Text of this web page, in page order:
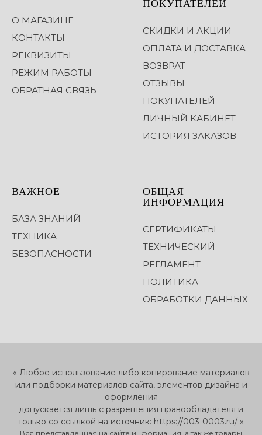
О МАГАЗИНЕ
КОНТАКТЫ
РЕКВИЗИТЫ
РЕЖИМ РАБОТЫ
ОБРАТНАЯ СВЯЗЬ
ПОКУПАТЕЛЕЙ
СКИДКИ И АКЦИИ
ОПЛАТА И ДОСТАВКА
ВОЗВРАТ
ОТЗЫВЫ
ПОКУПАТЕЛЕЙ
ЛИЧНЫЙ КАБИНЕТ
ИСТОРИЯ ЗАКАЗОВ
ВАЖНОЕ
БАЗА ЗНАНИЙ
ТЕХНИКА
БЕЗОПАСНОСТИ
ОБЩАЯ
ИНФОРМАЦИЯ
СЕРТИФИКАТЫ
ТЕХНИЧЕСКИЙ
РЕГЛАМЕНТ
ПОЛИТИКА
ОБРАБОТКИ ДАННЫХ
« Любое использование либо копирование материалов
или подборки материалов сайта, элементов дизайна и
оформления
допускается лишь с разрешения правообладателя и
только со ссылкой на источник: https://003-0003.ru/ »
Вся представленная на сайте информация, а так же товары